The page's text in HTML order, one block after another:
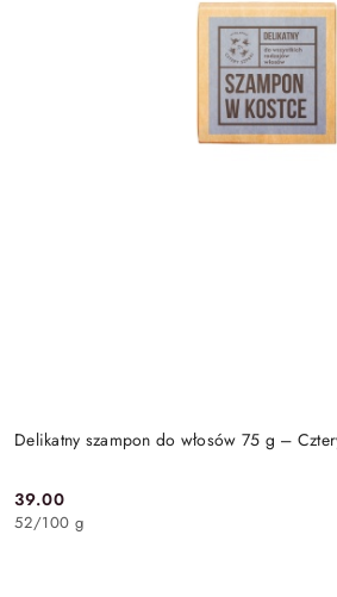
Delikatny szampon do włosów 75 g –
Cena:
39.00
52/100 g